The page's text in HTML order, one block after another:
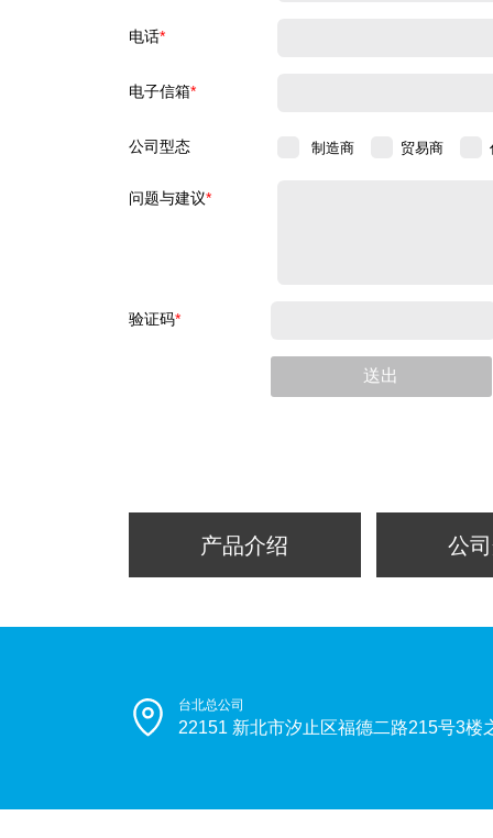
电话*
电子信箱*
公司型态 制造商 贸易商
问题与建议*
验证码*
送出
产品介绍 公
台北总公司
22151 新北市汐止区福德二路215号3楼